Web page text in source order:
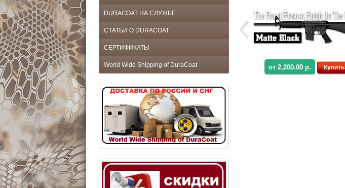
DURACOAT НА СЛУЖБЕ
СТАТЬИ О DURACOAT
СЕРТИФИКАТЫ
World Wide Shipping of DuraCoat от 2,200.00 р. Купить